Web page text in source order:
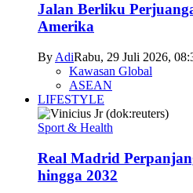
Jalan Berliku
Amerika
By AdiRabu, 29 Juli 2026,
Kawasan Global
ASEAN
LIFESTYLE
Sport & Health
Real Madrid
hingga 2032